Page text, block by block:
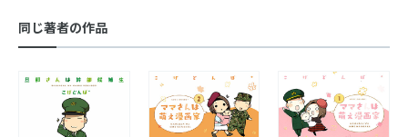
同じ著者の作品